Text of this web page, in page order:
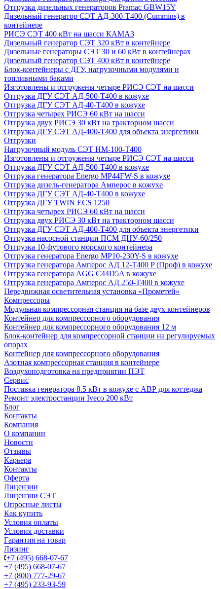
Отгрузка дизельных генераторов Pramac GВW15Y
Дизельный генератор СЭТ АД-300-Т400 (Cummins) в
контейнере
РИСЭ СЭТ 400 кВт на шасси КАМАЗ
Дизельный генератор СЭТ 320 кВт в контейнере
Дизельные генераторы СЭТ 30 и 60 кВт в контейнерах
Дизельный генератор СЭТ 400 кВт в контейнере
Блок-контейнеры с ДГУ, нагрузочными модулями и
топливными баками
Изготовлены и отгружены четыре РИСЭ СЭТ на шасси
Отгрузка ДГУ СЭТ АД-500-Т400 в кожухе
Отгрузка ДГУ СЭТ АД-40-Т400 в кожухе
Отгрузка четырех РИСЭ 60 кВт на шасси
Отгрузка двух РИСЭ 30 кВт на тракторном шасси
Отгрузка ДГУ СЭТ АД-400-Т400 для объекта энергетики
Отгрузки
Нагрузочный модуль СЭТ НМ-100-Т400
Изготовлены и отгружены четыре РИСЭ СЭТ на шасси
Отгрузка ДГУ СЭТ АД-500-Т400 в кожухе
Отгрузка генератора Energo MP44FW-S в кожухе
Отгрузка дизель-генератора Амперос в кожухе
Отгрузка ДГУ СЭТ АД-40-Т400 в кожухе
Отгрузка ДГУ TWIN ECS 1250
Отгрузка четырех РИСЭ 60 кВт на шасси
Отгрузка двух РИСЭ 30 кВт на тракторном шасси
Отгрузка ДГУ СЭТ АД-400-Т400 для объекта энергетики
Отгрузка насосной станции ПСМ ДНУ-60/250
Отгрузка 10-футового морского контейнера
Отгрузка генератора Energo MP10-230Y-S в кожухе
Отгрузка генератора Амперос АД 12-Т400 P (Проф) в кожухе
Отгрузка генератора AGG C44D5A в кожухе
Отгрузка генератора Амперос АД 250-Т400 в кожухе
Передвижная осветительная установка «Прометей»
Компрессоры
Модульная компрессорная станция на базе двух контейнеров
Контейнер для компрессорного оборудования
Контейнер для компрессорного оборудования 12 м
Блок-контейнер для компрессорной станции на регулируемых
опорах
Контейнер для компрессорного оборудования
Азотная компрессорная станция в контейнере
Воздухоподготовка на предприятии ПЭТ
Сервис
Поставка генератора 8.5 кВт в кожухе с АВР для коттеджа
Ремонт электростанции Iveco 200 кВт
Блог
Контакты
Компания
О компании
Новости
Отзывы
Карьера
Контакты
Оферта
Лицензии
Лицензии СЭТ
Опросные листы
Как купить
Условия оплаты
Условия доставки
Гарантия на товар
Лизинг
+7 (495) 668-07-67
+7 (495) 668-07-67
+7 (800) 777-29-67
+7 (495) 233-93-59